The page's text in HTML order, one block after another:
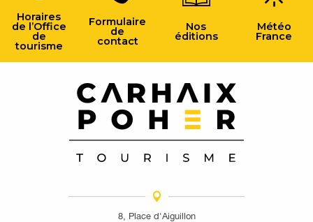
Horaires
de l’Office
de
tourisme
Formulaire
de
contact
Nos
éditions
Météo
France
8, Place d'Aiguillon